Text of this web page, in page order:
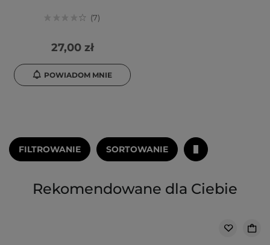
7
27,00 zł
POWIADOM MNIE
FILTROWANIE SORTOWANIE
Rekomendowane dla Ciebie